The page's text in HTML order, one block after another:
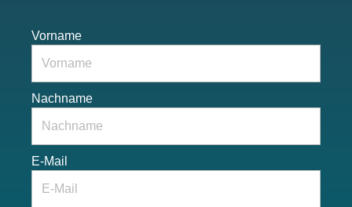
Vorname
Nachname
E-Mail